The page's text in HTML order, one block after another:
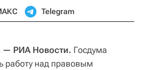
Telegram
РИА Новости. Госдума
работу над правовым